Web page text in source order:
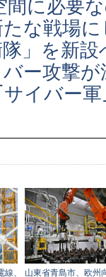
間に必要
な戦場
」を新設
ー攻撃が
イバー軍